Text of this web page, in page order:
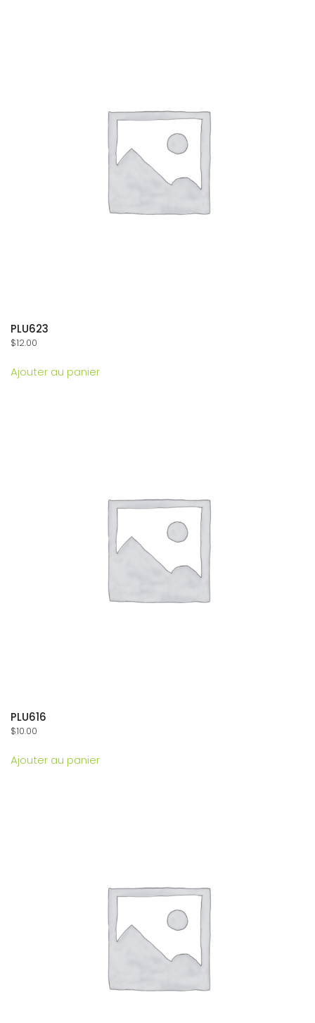
PLU623
$12.00
Ajouter au panier
PLU616
$10.00
Ajouter au panier